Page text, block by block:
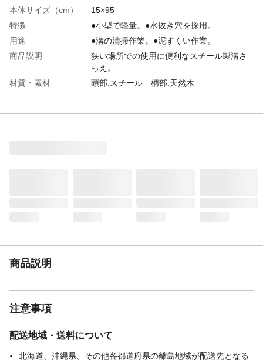
本体サイズ（cm）
15×95
特徴
●小型で軽量。●水抜き穴を採用。
用途
●溝の清掃作業。●泥すくい作業。
商品説明
狭い場所での使用に便利なスチール製溝さ
らえ。
材質・素材
頭部:スチール 柄部:天然木
商品説明
注意事項
配送地域・送料について
北海道、沖縄県、その他各都道府県の離島地域が配送先となる